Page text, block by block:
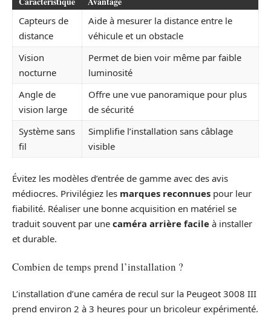
Capteurs de
distance
Aide à mesurer la distance entre le
véhicule et un obstacle
Vision
nocturne
Permet de bien voir même par faible
luminosité
Angle de
vision large
Offre une vue panoramique pour plus
de sécurité
Système sans
fil
Simplifie l’installation sans câblage
visible
Évitez les modèles d’entrée de gamme avec des avis
médiocres. Privilégiez les marques reconnues pour leur
fiabilité. Réaliser une bonne acquisition en matériel se
traduit souvent par une caméra arrière facile à installer
et durable.
Combien de temps prend l’installation ?
L’installation d’une caméra de recul sur la Peugeot 3008 III
prend environ 2 à 3 heures pour un bricoleur expérimenté.